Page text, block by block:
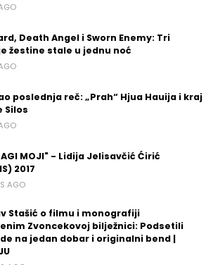
Death Angel i Sworn Enemy: Tri
žestine stale u jednu noć
poslednja reč: „Prah“ Hjua Hauija i kraj
Silos
MOJI" - Lidija Jelisavčić Ćirić
2017
AGO
Stašić o filmu i monografiji
Zvoncekovoj bilježnici: Podsetili
na jedan dobar i originalni bend |